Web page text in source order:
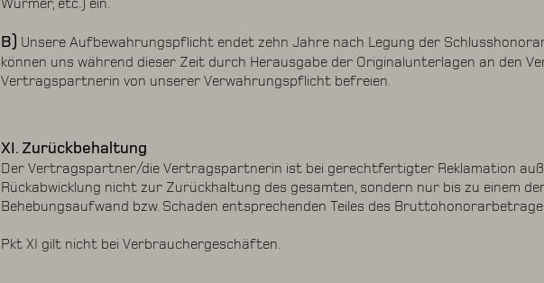
Würmer, etc.) ein.
B) Unsere Aufbewahrungspflicht endet zehn Jahre nach Legung der
können uns während dieser Zeit durch Herausgabe der Originalunterlagen an den
Vertragspartnerin von unserer Verwahrungspflicht befreien.
XI. Zurückbehaltung
Der Vertragspartner/die Vertragspartnerin ist bei gerechtfertigter Reklamation
Rückabwicklung nicht zur Zurückhaltung des gesamten, sondern nur bis zu einem
Behebungsaufwand bzw. Schaden entsprechenden Teiles des
Pkt XI gilt nicht bei Verbrauchergeschäften.